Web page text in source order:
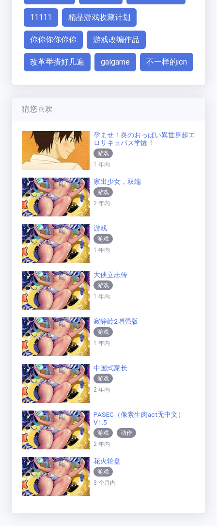
11111 精品游戏收藏计划
你你你你你你 游戏改编作品
改革举措好几遍 galgame 不一样的icn
猜您喜欢
孕ませ！炎のおっぱい異世界超エ
ロサキュバス学園！
游戏
1 年内
家出少女，双端
游戏
2 年内
游戏
游戏
1 年内
大侠立志传
游戏
1 年内
寂静岭2增强版
游戏
1 年内
中国式家长
游戏
2 年内
PASEC（像素生肉act无中文）
V1.5
游戏
动作
2 年内
花火轮盘
游戏
3 个月内